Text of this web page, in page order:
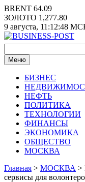
Перейти
к
содержимому
BRENT 64.09
ЗОЛОТО 1,277.80
9 августа, 11:12:49
Меню
БИЗНЕС
НЕФТЬ
ПОЛИТИКА
ТЕХНОЛОГИИ
ФИНАНСЫ
ЭКОНОМИКА
ОБЩЕСТВО
МОСКВА
Главная > МОСКВА >
сервисы для